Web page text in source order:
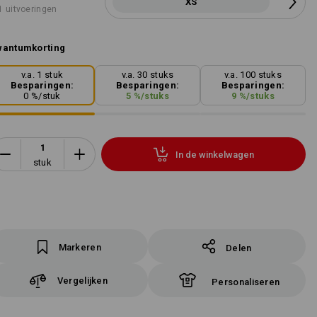
uitvoeringen
v.a. 1 stuk
Besparingen:
0 %/stuk
v.a. 30 stuks
Besparingen:
5 %/stuks
v.a. 100 stuks
Besparingen:
9 %/stuks
stuk
In de winkelwagen
Markeren Delen
Vergelijken Personaliseren